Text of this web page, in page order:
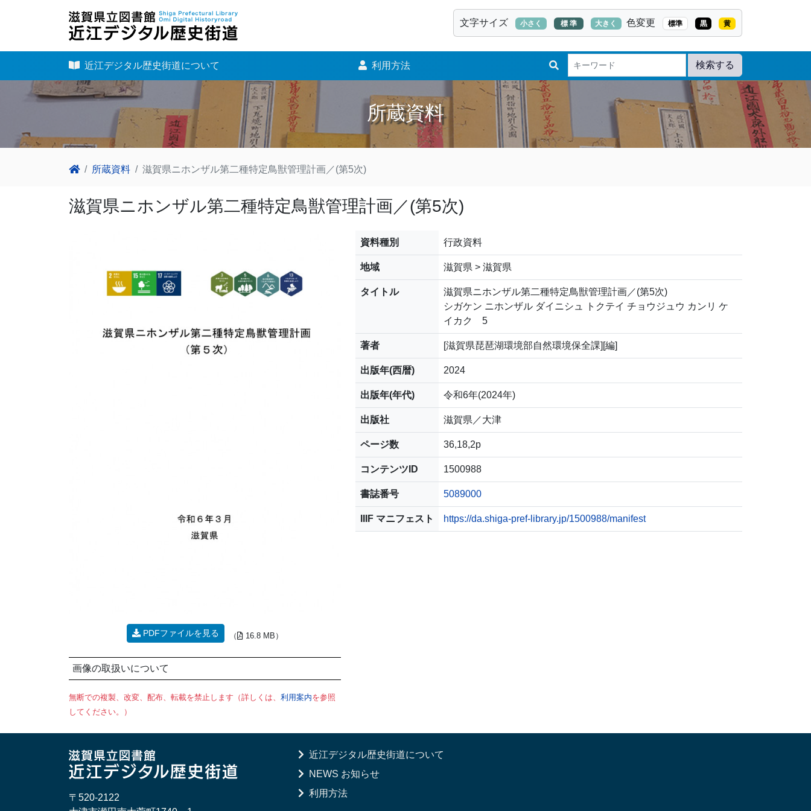
文字サイズ 小さく 標 準 大きく 色変更 標準 黒 黄
近江デジタル歴史街道について 利用方法 検索する
所蔵資料
所蔵資料 滋賀県ニホンザル第二種特定鳥獣管理計画／(第5次)
滋賀県ニホンザル第二種特定鳥獣管理計画／(第5次)
PDFファイルを見る （ 16.8 MB）
画像の取扱いについて
無断での複製、改変、配布、転載を禁止します（詳しくは、 利用案内を参照
してください。）
資料種別 行政資料
地域 滋賀県 > 滋賀県
タイトル
滋賀県ニホンザル第二種特定鳥獣管理計画／(第5次)
シガケン ニホンザル ダイニシュ トクテイ チョウジュウ カンリ ケ
イカク 5
著者 [滋賀県琵琶湖環境部自然環境保全課][編]
出版年(西暦) 2024
出版年(年代) 令和6年(2024年)
出版社 滋賀県／大津
ページ数 36,18,2p
コンテンツID 1500988
書誌番号 5089000
IIIF マニフェスト https://da.shiga-pref-library.jp/1500988/manifest
〒520-2122
近江デジタル歴史街道について
NEWS お知らせ
利用方法